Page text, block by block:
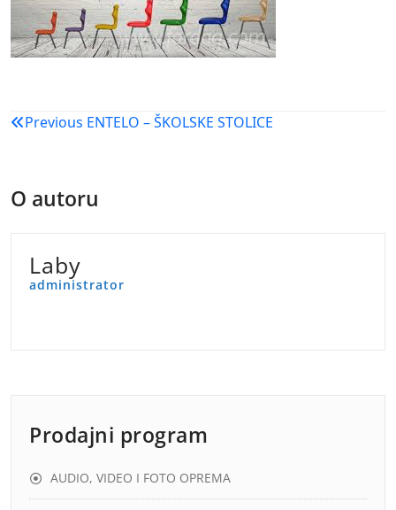
Navigacija
Previous ENTELO – ŠKOLSKE STOLICE
O autoru
Laby
administrator
Prodajni program
AUDIO, VIDEO I FOTO OPREMA